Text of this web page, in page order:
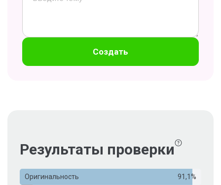
Создать
Результаты проверки
Оригинальность 91,1%